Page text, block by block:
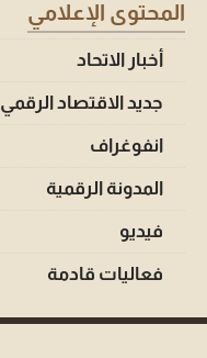
المحتوى الإعلامي
أخبار الاتحاد
جديد الاقتصاد الرقمي
انفوغراف
المدونة الرقمية
فيديو
فعاليات قادمة